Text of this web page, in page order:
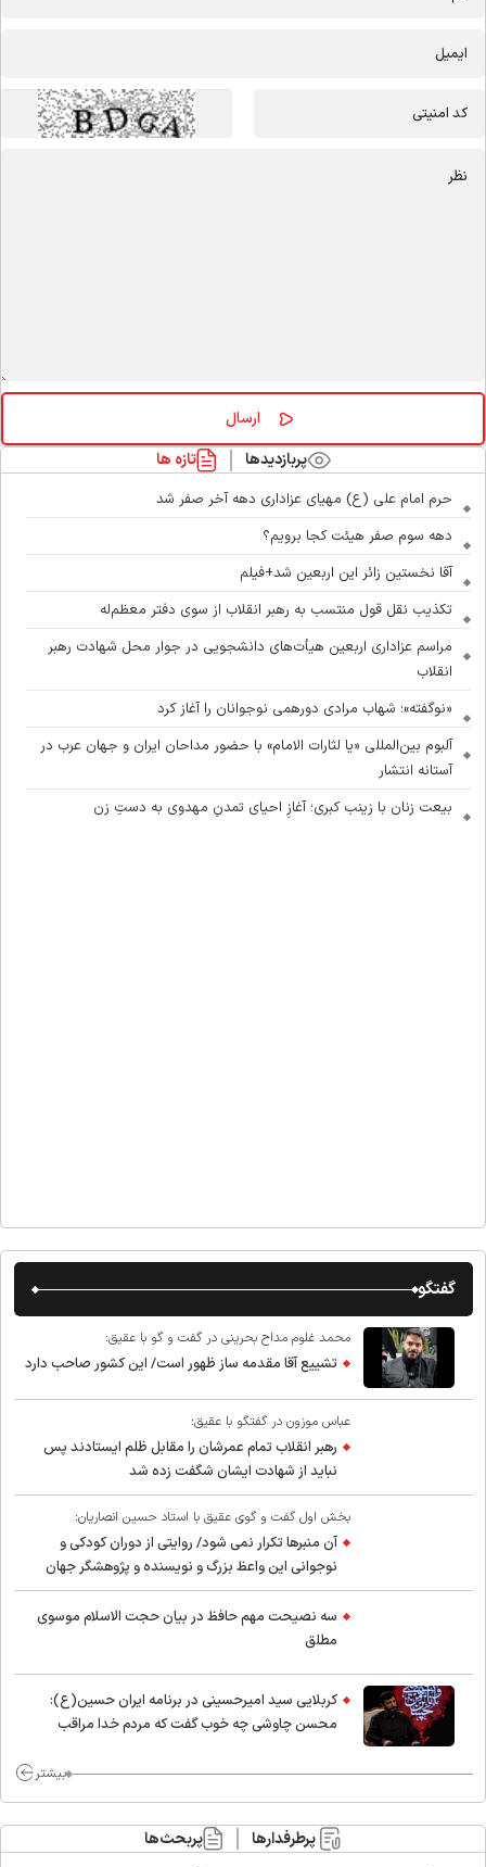
پربازدیدها تازه ها
حرم امام علی (ع) مهیای عزاداری دهه آخر صفر شد
دهه سوم صفر هیئت کجا برویم؟
آقا نخستین زائر این اربعین شد+فیلم
تکذیب نقل قول منتسب به رهبر انقلاب از سوی دفتر معظم‌له
مراسم عزاداری اربعین هیأت‌های دانشجویی در جوار محل شهادت رهبر
انقلاب
«نوگفته»؛ شهاب مرادی دورهمی نوجوانان را آغاز کرد
آلبوم بین‌المللی «یا لثارات الامام» با حضور مداحان ایران و جهان عرب در
آستانه انتشار
بیعت زنان با زینب کبری؛ آغازِ احیای تمدنِ مهدوی به دستِ زن
گفتگو
محمد غلوم مداح بحرینی در گفت و گو با عقیق:
تشییع آقا مقدمه ساز ظهور است/ این کشور صاحب دارد
عباس موزون در گفتگو با عقیق:
رهبر انقلاب تمام عمرشان را مقابل ظلم ایستادند پس
نباید از شهادت ایشان شگفت زده شد
بخش اول گفت و گوی عقیق با استاد حسین انصاریان:
آن منبرها تکرار نمی شود/ روایتی از دوران کودکی و
نوجوانی این واعظ بزرگ و نویسنده و پژوهشگر جهان
اسلام
سه نصیحت مهم حافظ در بیان حجت الاسلام موسوی
مطلق
کربلایی سید امیر‌حسینی در برنامه ایران حسین(ع):
محسن چاوشی چه خوب گفت که مردم خدا مراقب
بیشتر
پرطرفدارها پربحث‌ها